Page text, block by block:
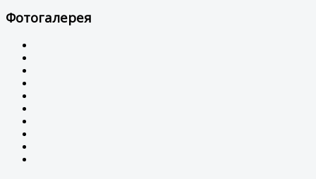
Фотогалерея